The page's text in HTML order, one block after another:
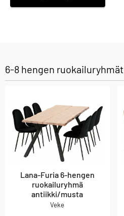
6-8 hengen ruokailuryhmät
Lana-Furia 6-hengen
ruokailuryhmä
antiikki/musta
Veke